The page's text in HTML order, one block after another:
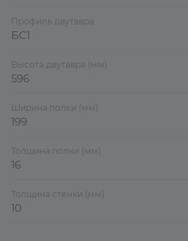
Профиль двутавра
БС1
Высота двутавра (мм)
596
Ширина полки (мм)
199
Толщина полки (мм)
16
Толщина стенки (мм)
10